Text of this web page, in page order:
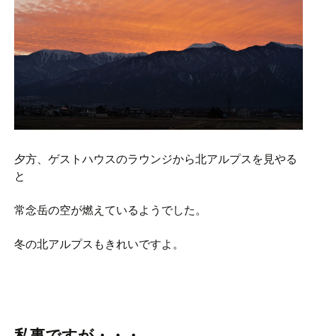
夕方、ゲストハウスのラウンジから北アルプスを見やる
と
常念岳の空が燃えているようでした。
冬の北アルプスもきれいですよ。